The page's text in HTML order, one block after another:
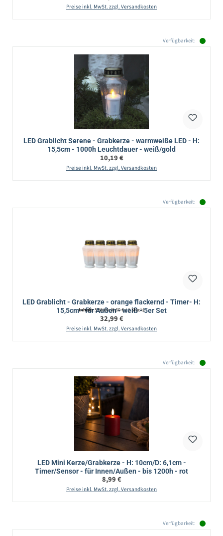
Preise inkl. MwSt. zzgl. Versandkosten
Verfügbarkeit:
LED Grablicht Serene - Grabkerze - warmweiße LED - H:
15,5cm - 1000h Leuchtdauer - weiß/gold
Regulärer Preis:
10,19 €
Preise inkl. MwSt. zzgl. Versandkosten
Verfügbarkeit:
LED Grablicht - Grabkerze - orange flackernd - Timer- H:
15,5cm - für Außen - weiß - 5er Set
Inhalt:5 Stück(6,60 € / 1 Stück)
Regulärer Preis:
32,99 €
Preise inkl. MwSt. zzgl. Versandkosten
Verfügbarkeit:
LED Mini Kerze/Grabkerze - H: 10cm/D: 6,1cm -
Timer/Sensor - für Innen/Außen - bis 1200h - rot
Regulärer Preis:
8,99 €
Preise inkl. MwSt. zzgl. Versandkosten
Verfügbarkeit: